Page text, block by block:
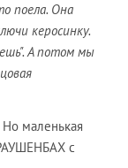
поела. Она
керосинку.
А потом мы
маленькая
с